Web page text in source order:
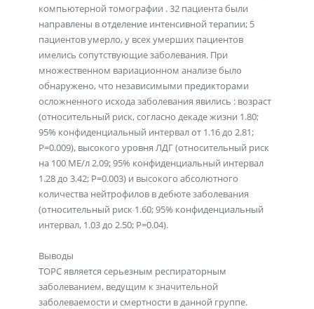
компьютерной томографии . 32 пациента были
направлены в отделение интенсивной терапии; 5
пациентов умерло, у всех умерших пациентов
имелись сопутствующие заболевания. При
множественном вариационном анализе было
обнаружено, что независимыми предикторами
осложненного исхода заболевания явились : возраст
(относительный риск, согласно декаде жизни 1.80;
95% конфиденциальный интервал от 1.16 до 2.81;
Р=0.009), высокого уровня ЛДГ (относительный риск
на 100 МЕ/л 2.09; 95% конфиденциальный интервал
1.28 до 3.42; Р=0.003) и высокого абсолютного
количества нейтрофилов в дебюте заболевания
(относительный риск 1.60; 95% конфиденциальный
интервал, 1.03 до 2.50; Р=0.04).
Выводы
ТОРС является серьезным респираторным
заболеванием, ведущим к значительной
заболеваемости и смертности в данной группе.